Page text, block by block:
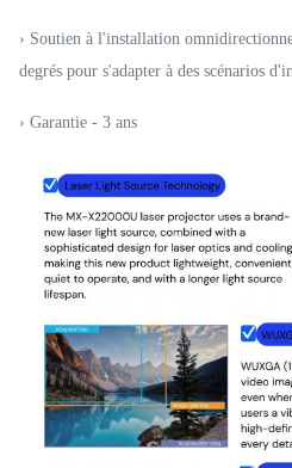
› Soutien à l'installation
degrés pour s'adapter à des scénarios
› Garantie - 3 ans